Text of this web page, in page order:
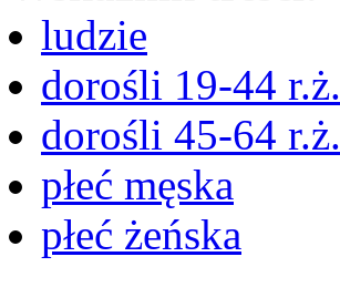
ludzie
dorośli 19-44 r.ż.
dorośli 45-64 r.ż.
płeć męska
płeć żeńska